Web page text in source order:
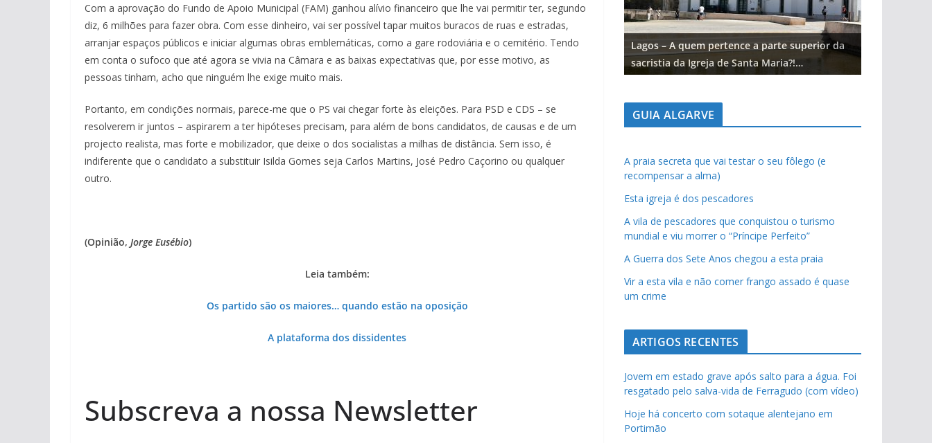
Com a aprovação do Fundo de Apoio Municipal (FAM) ganhou alívio financeiro que lhe vai permitir ter, segundo
diz, 6 milhões para fazer obra. Com esse dinheiro, vai ser possível tapar muitos buracos de ruas e estradas,
arranjar espaços públicos e iniciar algumas obras emblemáticas, como a gare rodoviária e o cemitério. Tendo
em conta o sufoco que até agora se vivia na Câmara e as baixas expectativas que, por esse motivo, as
pessoas tinham, acho que ninguém lhe exige muito mais.
Portanto, em condições normais, parece-me que o PS vai chegar forte às eleições. Para PSD e CDS – se
resolverem ir juntos – aspirarem a ter hipóteses precisam, para além de bons candidatos, de causas e de um
projecto realista, mas forte e mobilizador, que deixe o dos socialistas a milhas de distância. Sem isso, é
indiferente que o candidato a substituir Isilda Gomes seja Carlos Martins, José Pedro Caçorino ou qualquer
outro.
(Opinião, Jorge Eusébio)
Leia também:
Os partido são os maiores… quando estão na oposição
A plataforma dos dissidentes
Subscreva a nossa Newsletter
Lagos – A quem pertence a parte superior da
sacristia da Igreja de Santa Maria?!…
Lagos – A quem pertence a parte superior da
sacristia da Igreja de Santa Maria?!…
GUIA ALGARVE
A praia secreta que vai testar o seu fôlego (e
recompensar a alma)
Esta igreja é dos pescadores
A vila de pescadores que conquistou o turismo
mundial e viu morrer o “Príncipe Perfeito”
A Guerra dos Sete Anos chegou a esta praia
Vir a esta vila e não comer frango assado é quase
um crime
ARTIGOS RECENTES
Jovem em estado grave após salto para a água. Foi
resgatado pelo salva-vida de Ferragudo (com vídeo)
Hoje há concerto com sotaque alentejano em
Portimão